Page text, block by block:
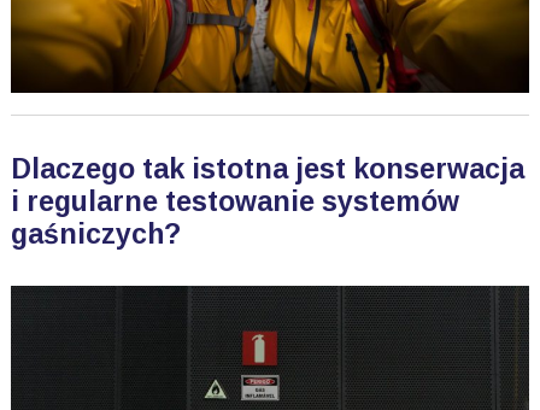
Dlaczego tak istotna jest konserwacja
i regularne testowanie systemów
gaśniczych?